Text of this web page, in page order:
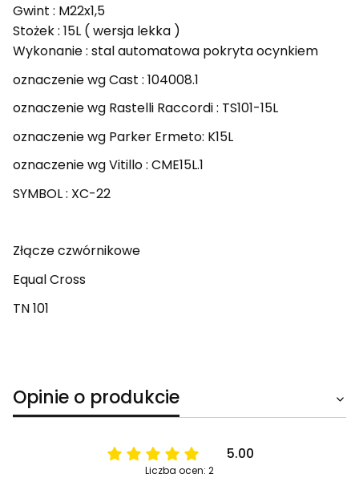
Gwint : M22x1,5
Stożek : 15L ( wersja lekka )
Wykonanie : stal automatowa pokryta ocynkiem
oznaczenie wg Cast : 104008.1
oznaczenie wg Rastelli Raccordi : TS101-15L
oznaczenie wg Parker Ermeto: K15L
oznaczenie wgVitillo : CME15L.1
SYMBOL : XC-22
Złącze czwórnikowe
Equal Cross
TN 101
Opinie o produkcie
5.00
Liczba ocen: 2